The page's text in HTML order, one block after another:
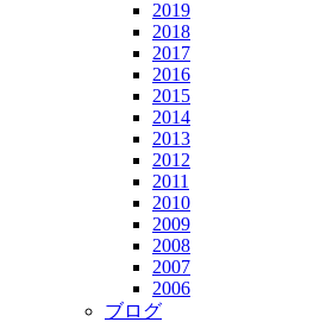
2019
2018
2017
2016
2015
2014
2013
2012
2011
2010
2009
2008
2007
2006
ブログ